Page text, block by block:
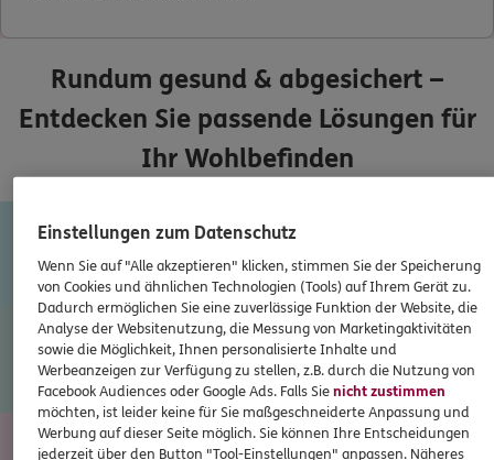
Rundum gesund & abgesichert –
Entdecken Sie passende Lösungen für
Ihr Wohlbefinden
Fit durch Ernährung
Einstellungen zum Datenschutz
Wenn Sie auf "Alle akzeptieren" klicken, stimmen Sie der Speicherung
von Cookies und ähnlichen Technologien (Tools) auf Ihrem Gerät zu.
Dadurch ermöglichen Sie eine zuverlässige Funktion der Website, die
Analyse der Websitenutzung, die Messung von Marketingaktivitäten
sowie die Möglichkeit, Ihnen personalisierte Inhalte und
Werbeanzeigen zur Verfügung zu stellen, z.B. durch die Nutzung von
Facebook Audiences oder Google Ads. Falls Sienicht zustimmen
möchten, ist leider keine für Sie maßgeschneiderte Anpassung und
Werbung auf dieser Seite möglich. Sie können Ihre Entscheidungen
jederzeit über den Button "Tool-Einstellungen" anpassen. Näheres